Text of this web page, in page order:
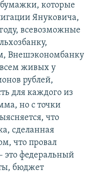
бумажки, которые
Януковича,
всевозможные
Внешэкономбанку
живых у
рублей,
для каждого из
но с точки
что
сделанная
что провал
это федеральный
бюджет